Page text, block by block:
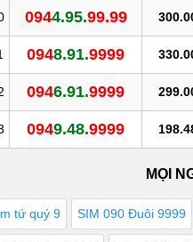
0944.95.99.99
0948.91.9999
0946.91.9999
0949.48.9999
MỌI
tứ quý 9 SIM 090 Đuôi 9999